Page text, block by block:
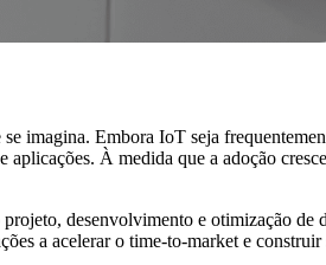
imagina. Embora IoT seja
À medida que a adoção
desenvolvimento e otimização
a acelerar o time-to-market e